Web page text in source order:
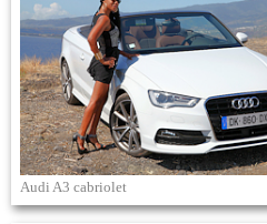
Audi A3 cabriolet